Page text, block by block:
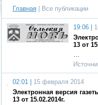
Главная Все публикации
19:06 |
13 от
…
02:01 |
15 февраля 2014
Электронная версия
13 от 15.02.2014г.